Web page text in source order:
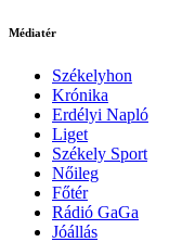
Médiatér
Székelyhon
Krónika
Erdélyi Napló
Liget
Székely Sport
Nőileg
Főtér
Rádió GaGa
Jóállás